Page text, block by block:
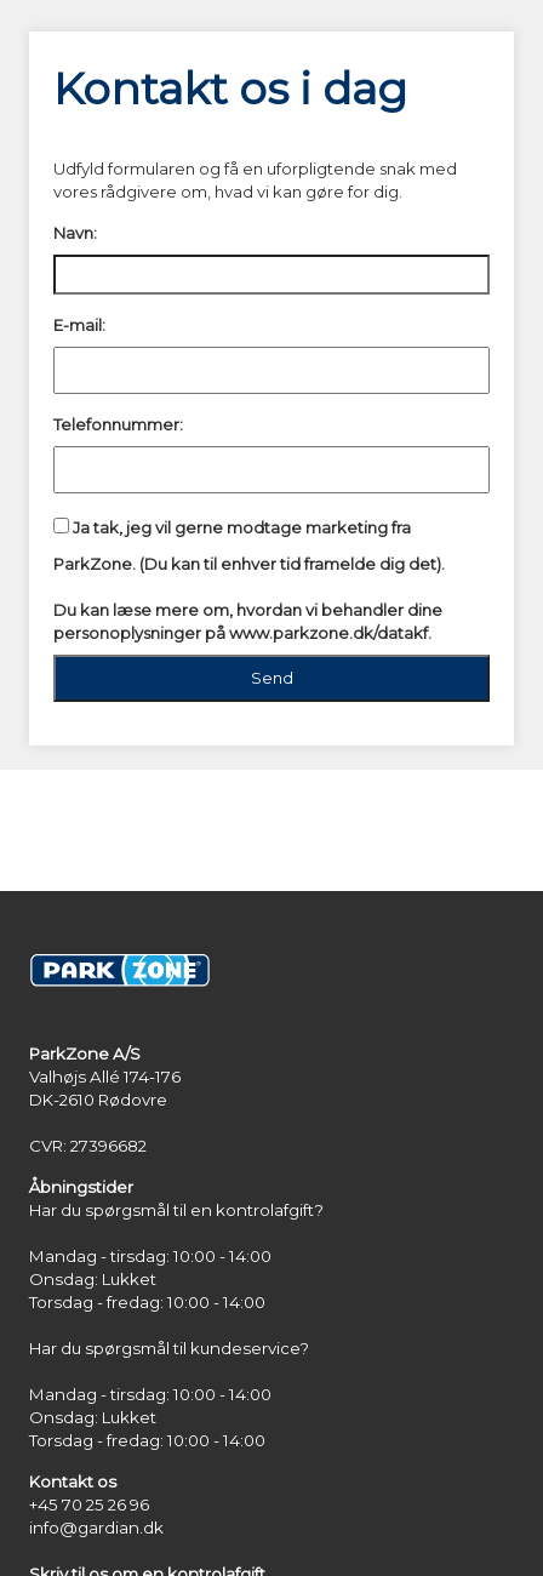
Kontakt os i dag
Udfyld formularen og få en uforpligtende snak med
vores rådgivere om, hvad vi kan gøre for dig.
Navn:
E-mail:
Telefonnummer:
Ja tak, jeg vil gerne modtage marketing fra
ParkZone. (Du kan til enhver tid framelde dig det).
Du kan læse mere om, hvordan vi behandler dine
personoplysninger påwww.parkzone.dk/datakf.
ParkZone A/S
Valhøjs Allé 174-176
DK-2610 Rødovre
CVR: 27396682
Åbningstider
Har du spørgsmål til en kontrolafgift?
Mandag - tirsdag: 10:00 - 14:00
Onsdag: Lukket
Torsdag - fredag: 10:00 - 14:00
Har du spørgsmål til kundeservice?
Mandag - tirsdag: 10:00 - 14:00
Onsdag: Lukket
Torsdag - fredag: 10:00 - 14:00
Kontakt os
+45 70 25 26 96
info@gardian.dk